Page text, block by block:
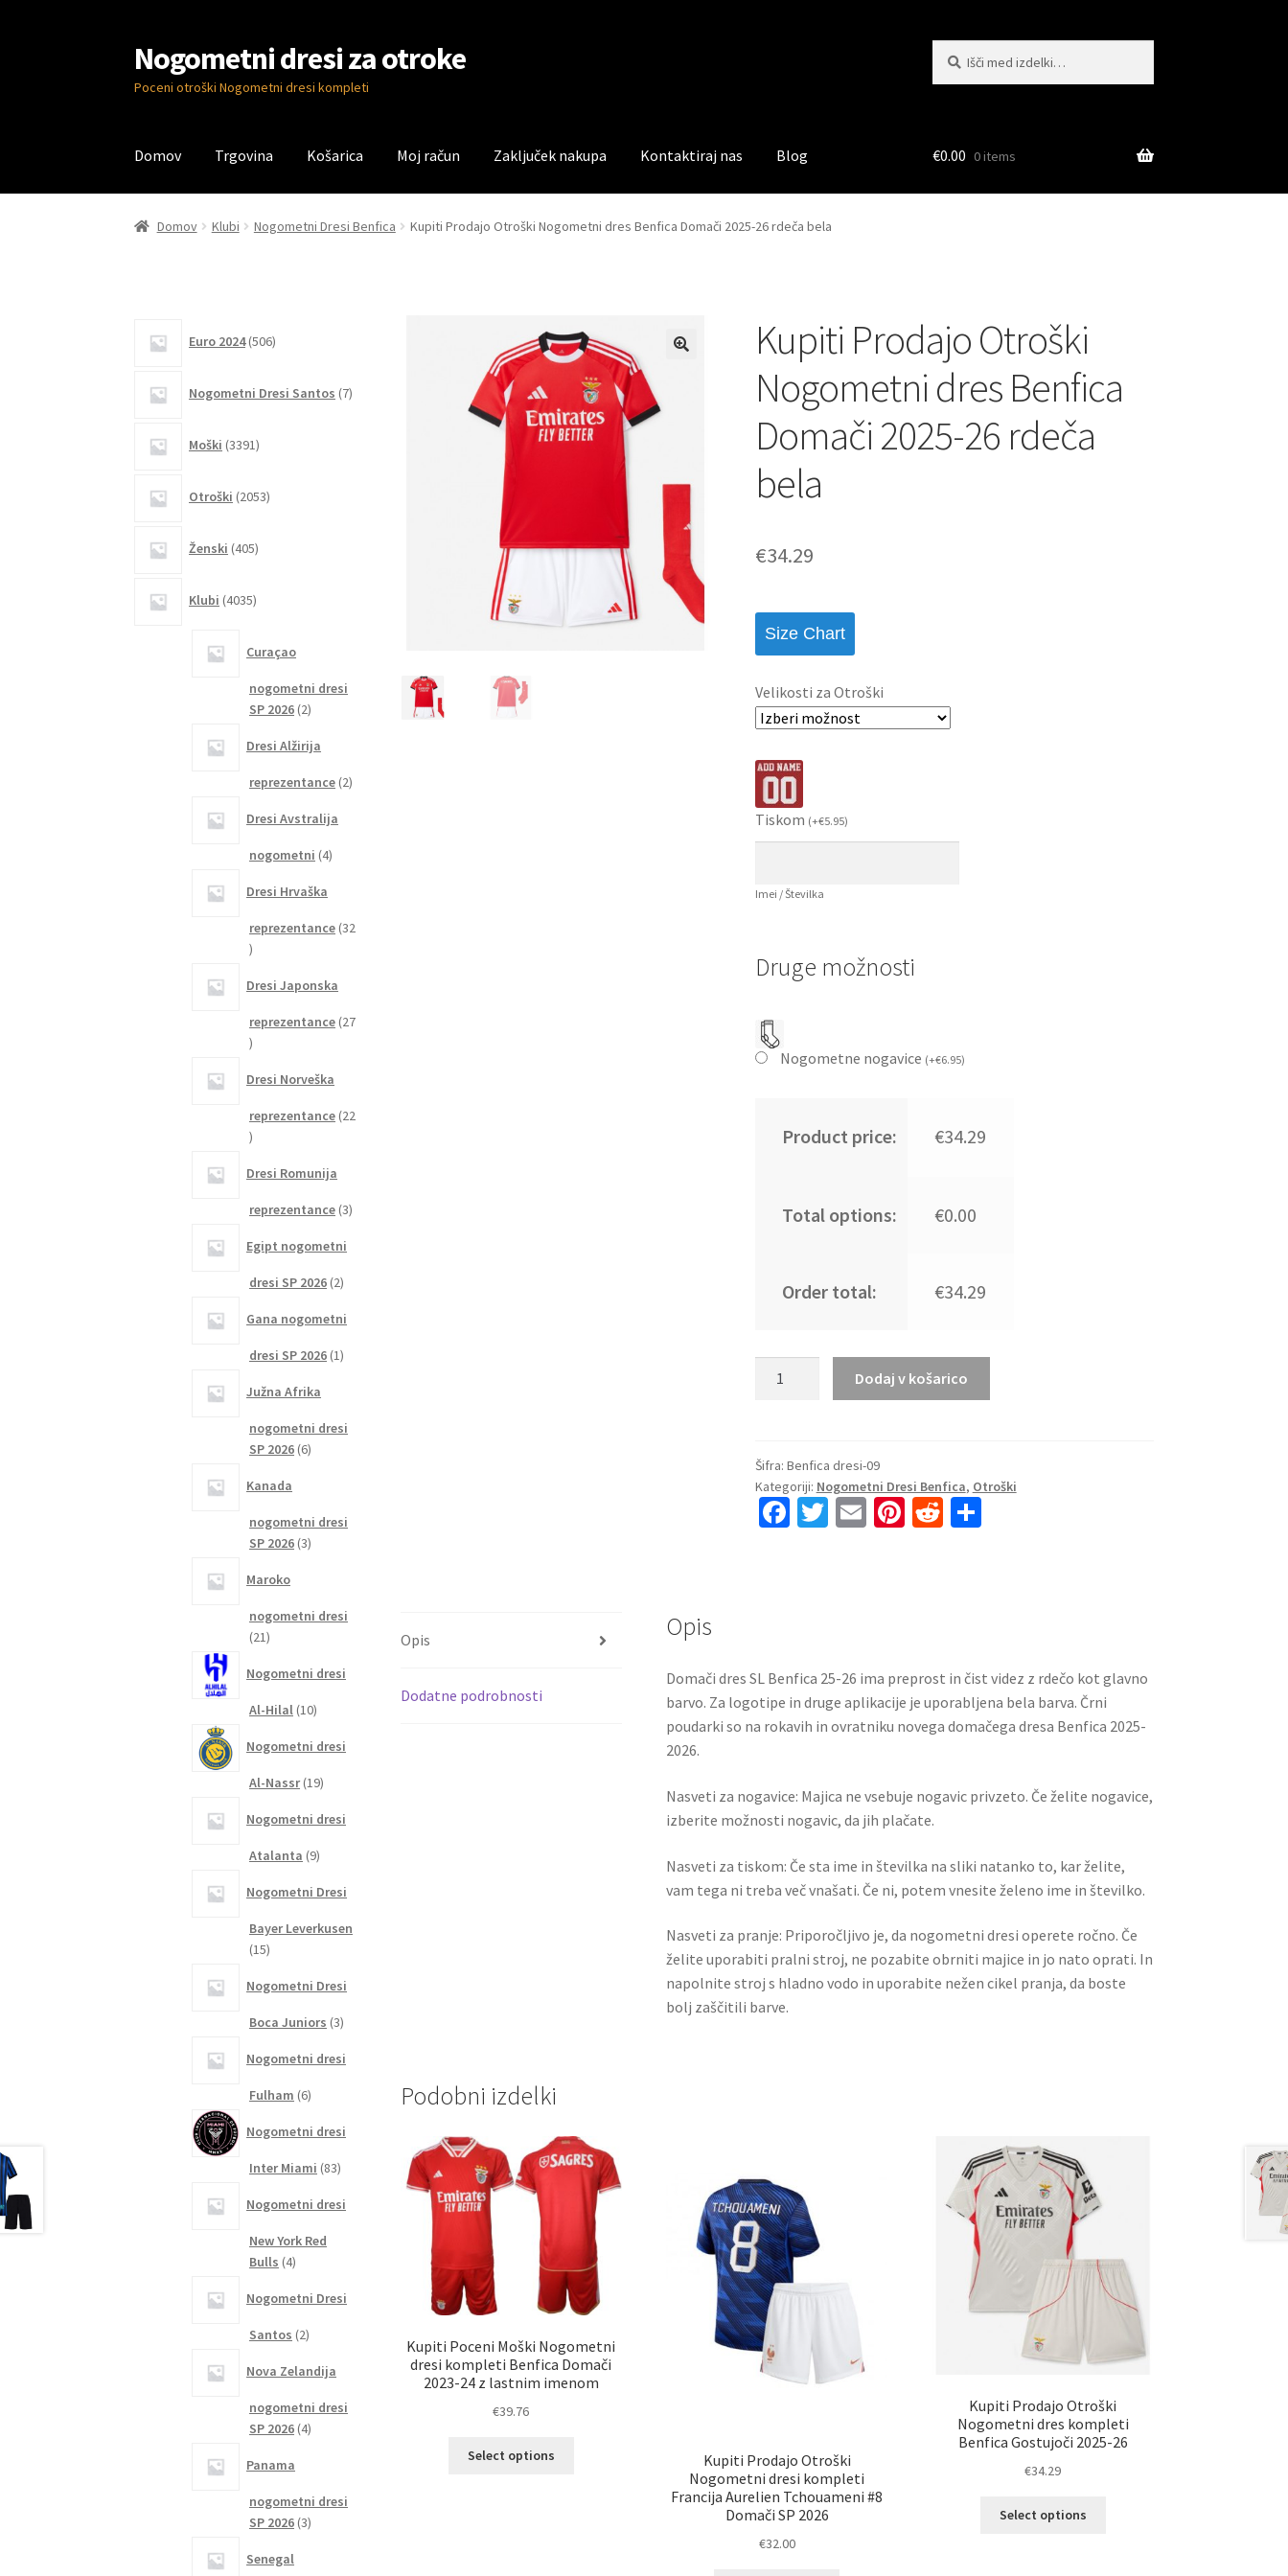
Skip
to
navigation
Skip
to
content
Nogometni dresi za otroke
Poceni otroški Nogometni dresi kompleti
Domov Trgovina Košarica Moj račun Zaključek nakupa Kontaktiraj nas Blog
Domov BlogKontaktiraj nas KošaricaMoj račun Trgovina Zaključek nakupa
€0.00 0 items
Domov Klubi Nogometni Dresi Benfica Kupiti Prodajo Otroški Nogometni dres Benfica Domači 2025-26 rdeča bela
Kupiti Prodajo Otroški
Nogometni dres Benfica
Domači 2025-26 rdeča
bela
€34.29
Size Chart
Velikosti za Otroški
Tiskom (+€5.95)
Imei / Številka
Druge možnosti
Nogometne nogavice (+€6.95)
Product price: €34.29
Total options: €0.00
Order total: €34.29
dres
Benfica
Domači
Dodaj v košarico
Šifra: Benfica dresi-09
Kategoriji: Nogometni Dresi Benfica, Otroški
Fa
k
T E Pi R S
Opis
Dodatne podrobnosti
Opis
Domači dres SL Benfica 25-26 ima preprost in čist videz z rdečo kot glavno
barvo. Za logotipe in druge aplikacije je uporabljena bela barva. Črni
poudarki so na rokavih in ovratniku novega domačega dresa Benfica 2025-
2026.
Nasveti za nogavice: Majica ne vsebuje nogavic privzeto. Če želite nogavice,
izberite možnosti nogavic, da jih plačate.
Nasveti za tiskom: Če sta ime in številka na sliki natanko to, kar želite,
vam tega ni treba več vnašati. Če ni, potem vnesite želeno ime in številko.
Nasveti za pranje: Priporočljivo je, da nogometni dresi operete ročno. Če
želite uporabiti pralni stroj, ne pozabite obrniti majice in jo nato oprati. In
napolnite stroj s hladno vodo in uporabite nežen cikel pranja, da boste
bolj zaščitili barve.
Podobni izdelki
Kupiti Poceni Moški Nogometni
dresi kompleti Benfica Domači
2023-24 z lastnim imenom
€39.76
Select options
Kupiti Prodajo Otroški
Nogometni dresi kompleti
Francija Aurelien Tchouameni #8
Domači SP 2026
€32.00
Kupiti Prodajo Otroški
Nogometni dres kompleti
Benfica Gostujoči 2025-26
€34.29
Select options
Euro 2024 506izdelkov
Nogometni Dresi Santos 7izdelkov
Moški 3391izdelkov
Otroški 2053izdelkov
Ženski 405izdelkov
Klubi 4035izdelkov
Curaçao
nogometni dresi
SP 2026 22
Dresi Alžirija
reprezentance 22
Dresi Avstralija
nogometni 44
Dresi Hrvaška
reprezentance 32
32
Dresi Japonska
reprezentance 27
27
Dresi Norveška
reprezentance 22
22
Dresi Romunija
reprezentance 33
Egipt nogometni
dresi SP 2026 22
Gana nogometni
dresi SP 2026 11
Južna Afrika
nogometni dresi
SP 2026 66
Kanada
nogometni dresi
SP 2026 33
Maroko
nogometni dresi
2121
Nogometni dresi
Al-Hilal 1010
Nogometni dresi
Al-Nassr 1919
Nogometni dresi
Atalanta 99
Nogometni Dresi
Bayer Leverkusen
1515
Nogometni Dresi
Boca Juniors 33
Nogometni dresi
Fulham 66
Nogometni dresi
Inter Miami 8383
Nogometni dresi
New York Red
Bulls 44
Nogometni Dresi
Santos 22
Nova Zelandija
nogometni dresi
SP 2026 44
Panama
nogometni dresi
SP 2026 33
Senegal